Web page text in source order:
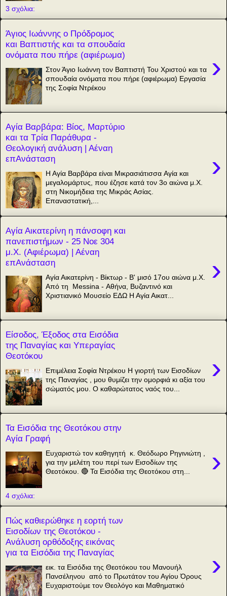
3 σχόλια:
Άγιος Ιωάννης ο Πρόδρομος
και Βαπτιστής και τα σπουδαία
ονόματα που πήρε (αφιέρωμα)
›
Στον Άγιο Ιωάννη τον Βαπτιστή Του Χριστού και τα
σπουδαία ονόματα που πήρε (αφιέρωμα) Εργασία
της Σοφία Ντρέκου
Αγία Βαρβάρα: Βίος, Μαρτύριο
και τα Τρία Παράθυρα -
Θεολογική ανάλυση | Αέναη
επΑνάσταση
›
Η Αγία Βαρβάρα είναι Μικρασιάτισσα Aγία και
μεγαλομάρτυς, που έζησε κατά τον 3ο αιώνα μ.Χ.
στη Νικομήδεια της Μικράς Ασίας.
Επαναστατική,...
Αγία Αικατερίνη η πάνσοφη και
πανεπιστήμων - 25 Νοε 304
μ.Χ. (Αφιέρωμα) | Αέναη
επΑνάσταση
›
Αγία Αικατερίνη - Βίκτωρ - Β' μισό 17ου αιώνα μ.Χ.
Από τη Messina - Αθήνα, Βυζαντινό και
Χριστιανικό Μουσείο ΕΔΩ Η Αγία Αικατ...
Είσοδος, Έξοδος στα Εισόδια
της Παναγίας και Υπεραγίας
Θεοτόκου
›
Επιμέλεια Σοφία Ντρέκου Η γιορτή των Εισοδίων
της Παναγίας , μου θυμίζει την ομορφιά κι αξία του
σώματός μου. Ο καθαρώτατος ναός του...
Τα Εισόδια της Θεοτόκου στην
Αγία Γραφή
›
Ευχαριστώ τον καθηγητή κ. Θεόδωρο Ρηγινιώτη ,
για την μελέτη του περί των Εισοδίων της
Θεοτόκου. 🔴 Τα Εισόδια της Θεοτόκου στη...
4 σχόλια:
Πώς καθιερώθηκε η εορτή των
Εισοδίων της Θεοτόκου -
Ανάλυση ορθόδοξης εικόνας
για τα Εισόδια της Παναγίας
›
εικ. τα Εισόδια της Θεοτόκου του Μανουήλ
Πανσέληνου από το Πρωτάτον του Αγίου Όρους
Ευχαριστούμε τον Θεολόγο και Μαθηματικό